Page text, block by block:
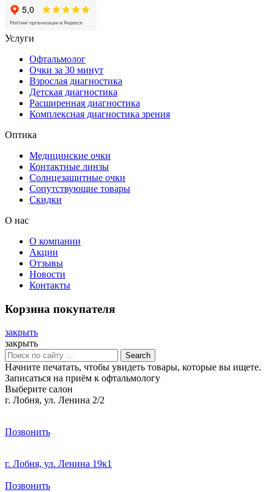
Услуги
Офтальмолог
Очки за 30 минут
Взрослая диагностика
Детская диагностика
Расширенная диагностика
Комплексная диагностика зрения
Оптика
Медицинские очки
Контактные линзы
Солнцезащитные очки
Сопутствующие товары
Скидки
О нас
О компании
Акции
Отзывы
Новости
Контакты
Корзина покупателя
закрыть
закрыть
Search
Начните печатать, чтобы увидеть товары, которые вы ищете.
Записаться на приём к офтальмологу
Выберите салон
г. Лобня, ул. Ленина 2/2
Позвонить
г. Лобня, ул. Ленина 19к1
Позвонить